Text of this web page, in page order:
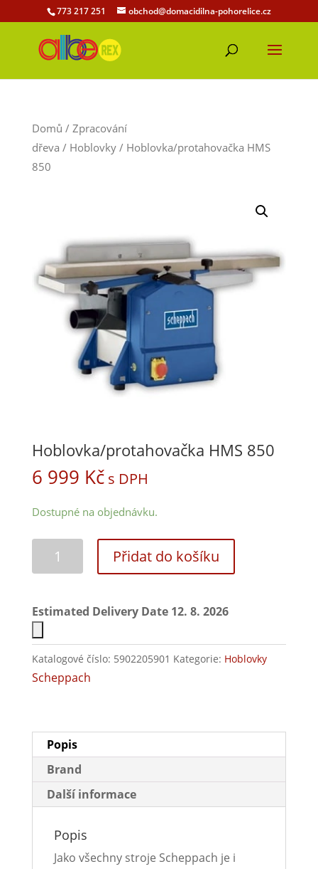
773 217 251 obchod@domacidilna-pohorelice.cz
Domů / Zpracování
dřeva / Hoblovky/ Hoblovka/protahovačka HMS
850
Hoblovka/protahovačka HMS 850
6 999 Kč s DPH
Dostupné na objednávku.
Přidat do košíku
Estimated Delivery Date 12. 8. 2026
Katalogové číslo: 5902205901 Kategorie: Hoblovky
Scheppach
Popis
Brand
Další informace
Popis
Jako všechny stroje Scheppach je i